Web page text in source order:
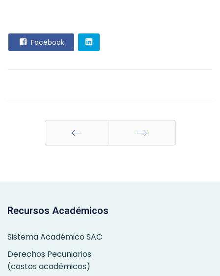
Facebook
Recursos Académicos
Sistema Académico SAC
Derechos Pecuniarios
(costos académicos)